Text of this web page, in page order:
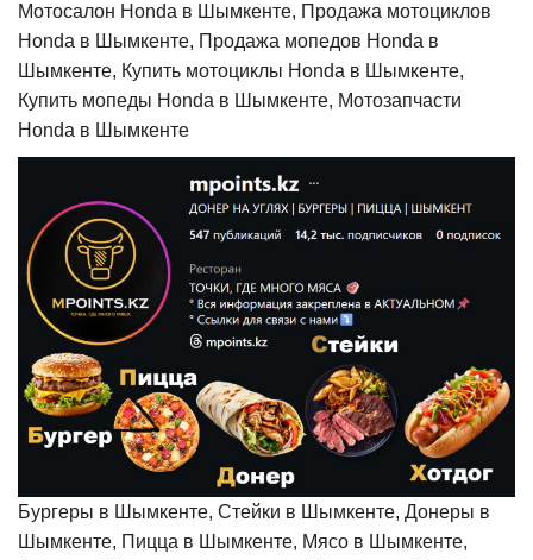
Мотосалон Honda в Шымкенте, Продажа мотоциклов
Honda в Шымкенте, Продажа мопедов Honda в
Шымкенте, Купить мотоциклы Honda в Шымкенте,
Купить мопеды Honda в Шымкенте, Мотозапчасти
Honda в Шымкенте
Бургеры в Шымкенте, Стейки в Шымкенте, Донеры в
Шымкенте, Пицца в Шымкенте, Мясо в Шымкенте,